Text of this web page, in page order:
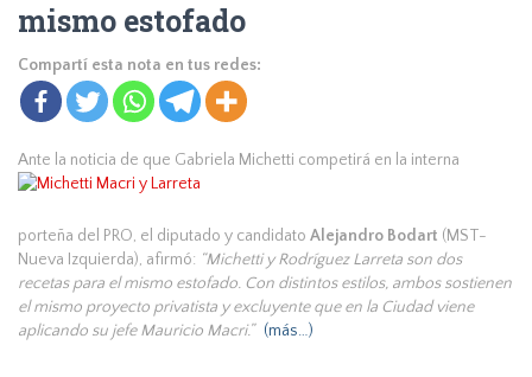
mismo estofado
Compartí esta nota en tus redes:
Ante l a noticia de que Gabriela Michetti competirá en la interna
porteña del PRO, el diputado y candidato Alejandro Bodart (MST-
Nueva Izquierda), afirmó: “Michetti y Rodríguez Larreta son dos
recetas para el mismo estofado. Con distintos estilos, ambos sostienen
el mismo proyecto privatista y excluyente que en la Ciudad viene
aplicando su jefe Mauricio Macri.” (más…)